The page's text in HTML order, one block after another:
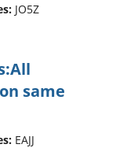
JO5Z
same
EAJJ